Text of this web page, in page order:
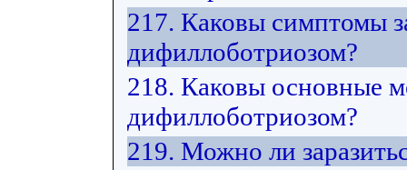
217. Каковы симптомы
дифиллоботриозом?
218. Каковы основные
дифиллоботриозом?
219. Можно ли